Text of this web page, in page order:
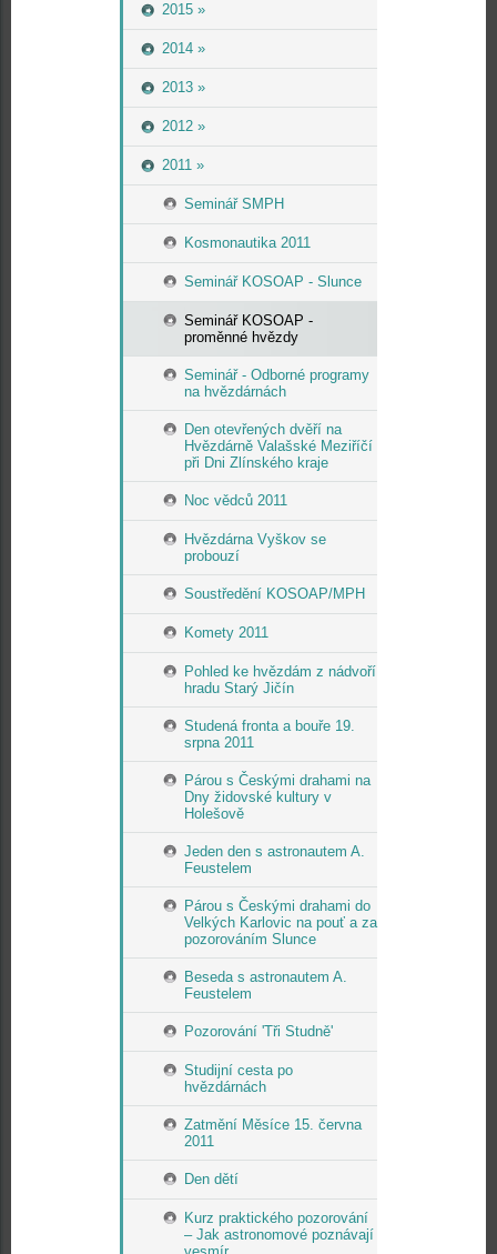
2015 »
2014 »
2013 »
2012 »
2011 »
Seminář SMPH
Kosmonautika 2011
Seminář KOSOAP - Slunce
Seminář KOSOAP -
proměnné hvězdy
Seminář - Odborné programy
na hvězdárnách
Den otevřených dvěří na
Hvězdárně Valašské Meziříčí
při Dni Zlínského kraje
Noc vědců 2011
Hvězdárna Vyškov se
probouzí
Soustředění KOSOAP/MPH
Komety 2011
Pohled ke hvězdám z nádvoří
hradu Starý Jičín
Studená fronta a bouře 19.
srpna 2011
Párou s Českými drahami na
Dny židovské kultury v
Holešově
Jeden den s astronautem A.
Feustelem
Párou s Českými drahami do
Velkých Karlovic na pouť a za
pozorováním Slunce
Beseda s astronautem A.
Feustelem
Pozorování 'Tři Studně'
Studijní cesta po
hvězdárnách
Zatmění Měsíce 15. června
2011
Den dětí
Kurz praktického pozorování
– Jak astronomové poznávají